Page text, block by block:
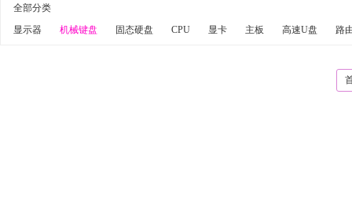
全部分类
显示器
机械键盘 固态硬盘 CPU 显卡 主板 高速U盘 路